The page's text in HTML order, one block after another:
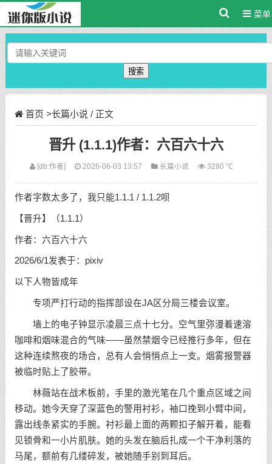
菜单
搜索
首页 >长篇小说 / 正文
晋升 (1.1.1)作者：六百六十六
[db:作者] 2026-06-03 13:57 长篇小说 3280 ℃
作者字数太多了，我只能1.1.1 / 1.1.2呗
【晋升】（1.1.1）
作者：六百六十六
2026/6/1发表于：pixiv
以下人物皆成年
专项严打行动的指挥部设在JA区分局三楼会议室。
墙上的电子钟显示凌晨三点十七分。空气里弥漫着速溶
咖啡和烟味混合的气味——虽然禁烟令已经推行多年，但在
这种连续熬夜的场合，总有人会悄悄点上一支。烟雾报警器
被临时贴上了胶带。
林薇站在战术板前，手里的激光笔在几个重点区域之间
移动。她今天穿了深蓝色的警用衬衫，袖口挽到小臂中间，
露出线条紧实的手腕。衬衫最上面的两颗扣子解开着，能看
见锁骨和一小片肌肤。她的头发在脑后扎成一个干净利落的
马尾，额前有几缕碎发，被她随手别到耳后。